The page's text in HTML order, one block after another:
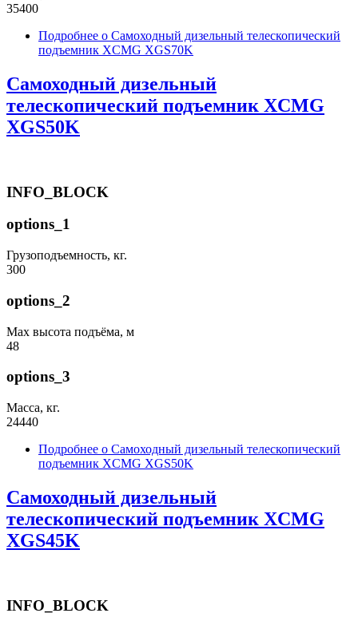
35400
Подробнее о Самоходный дизельный телескопический
подъемник XCMG XGS70K
Самоходный дизельный
телескопический подъемник XCMG
XGS50K
INFO_BLOCK
options_1
Грузоподъемность, кг.
300
options_2
Max высота подъёма, м
48
options_3
Масса, кг.
24440
Подробнее о Самоходный дизельный телескопический
подъемник XCMG XGS50K
Самоходный дизельный
телескопический подъемник XCMG
XGS45K
INFO_BLOCK